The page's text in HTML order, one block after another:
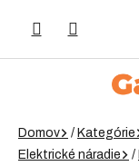
Domov / Kategórie
Elektrické náradie
/